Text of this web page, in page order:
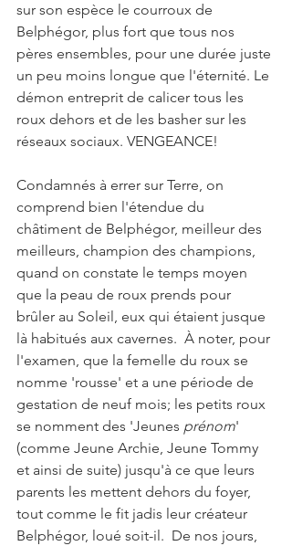
sur son espèce le courroux de
Belphégor, plus fort que tous nos
pères ensembles, pour une durée juste
un peu moins longue que l'éternité. Le
démon entreprit de calicer tous les
roux dehors et de les basher sur les
réseaux sociaux. VENGEANCE!
Condamnés à errer sur Terre, on
comprend bien l'étendue du
châtiment de Belphégor, meilleur des
meilleurs, champion des champions,
quand on constate le temps moyen
que la peau de roux prends pour
brûler au Soleil, eux qui étaient jusque
là habitués aux cavernes.  À noter, pour
l'examen, que la femelle du roux se
nomme 'rousse' et a une période de
gestation de neuf mois; les petits roux
se nomment des 'Jeunes prénom'
(comme Jeune Archie, Jeune Tommy
et ainsi de suite) jusqu'à ce que leurs
parents les mettent dehors du foyer,
tout comme le fit jadis leur créateur
Belphégor, loué soit-il.  De nos jours,